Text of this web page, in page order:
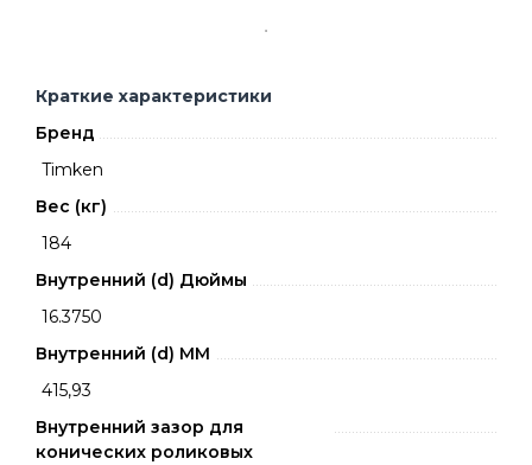
Краткие характеристики
Бренд
Timken
Вес (кг)
184
Внутренний (d) Дюймы
16.3750
Внутренний (d) ММ
415,93
Внутренний зазор для
конических роликовых